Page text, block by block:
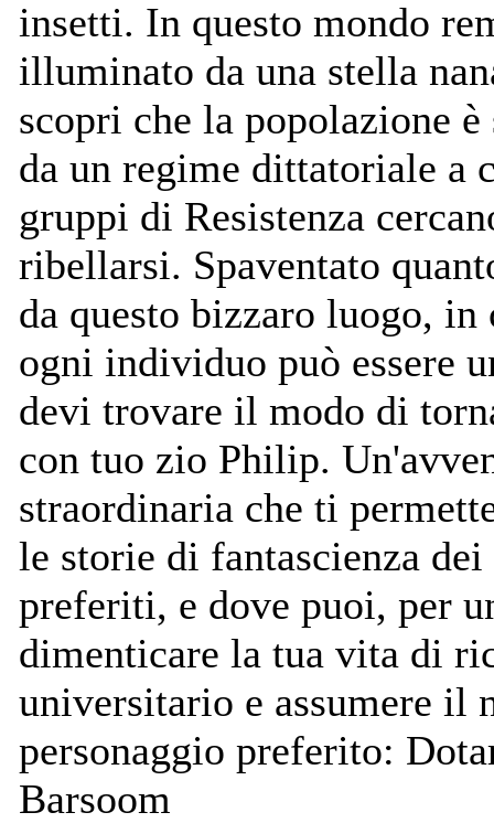
insetti. In questo mondo
illuminato da una stella
scopri che la popolazione è
da un regime dittatoriale a
gruppi di Resistenza
ribellarsi. Spaventato
da questo bizzaro luogo, in
ogni individuo può essere
devi trovare il modo di
con tuo zio Philip.
straordinaria che ti
le storie di fantascienza
preferiti, e dove puoi, per
dimenticare la tua vita di
universitario e assumere il
personaggio preferito:
Barsoom